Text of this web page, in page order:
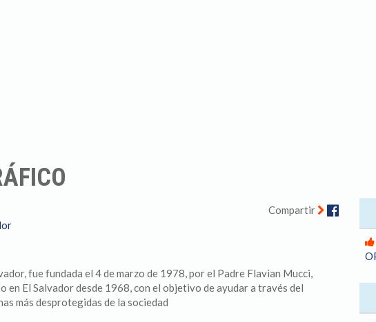
Compartir
fue fundada el 4 de marzo de 1978, por el Padre Flavian Mucci,
en El Salvador desde 1968, con el objetivo de ayudar a través del
más desprotegidas de la sociedad